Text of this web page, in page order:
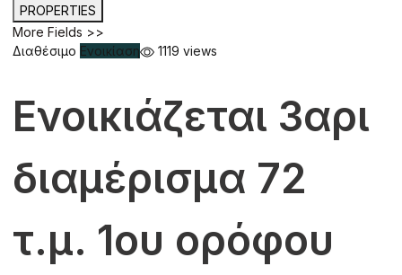
PROPERTIES
More Fields >>
Διαθέσιμο Ενοικίαση 1119 views
Ενοικιάζεται 3αρι
διαμέρισμα 72
τ.μ. 1ου ορόφου